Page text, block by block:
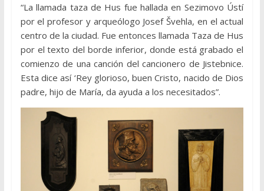
“La llamada taza de Hus fue hallada en Sezimovo Ústí
por el profesor y arqueólogo Josef Švehla, en el actual
centro de la ciudad. Fue entonces llamada Taza de Hus
por el texto del borde inferior, donde está grabado el
comienzo de una canción del cancionero de Jistebnice.
Esta dice así ‘Rey glorioso, buen Cristo, nacido de Dios
padre, hijo de María, da ayuda a los necesitados”.